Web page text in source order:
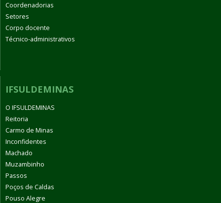
Coordenadorias
Setores
Corpo docente
Técnico-administrativos
IFSULDEMINAS
O IFSULDEMINAS
Reitoria
Carmo de Minas
Inconfidentes
Machado
Muzambinho
Passos
Poços de Caldas
Pouso Alegre